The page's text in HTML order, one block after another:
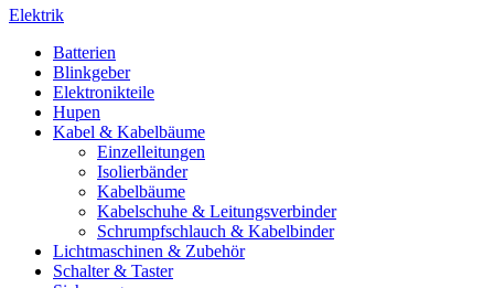
Elektrik
Batterien
Blinkgeber
Elektronikteile
Hupen
Kabel & Kabelbäume
Einzelleitungen
Isolierbänder
Kabelbäume
Kabelschuhe & Leitungsverbinder
Schrumpfschlauch & Kabelbinder
Lichtmaschinen & Zubehör
Schalter & Taster